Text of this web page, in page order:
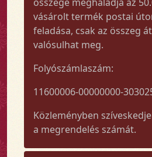
vásárolt termék postai
feladása, csak az összeg
valósulhat meg.
Folyószámlaszám:
11600006-00000000-
Közleményben
a megrendelés számát.